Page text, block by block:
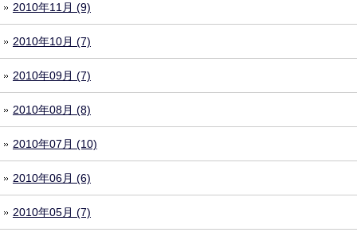
2010年11月 (9)
2010年10月 (7)
2010年09月 (7)
2010年08月 (8)
2010年07月 (10)
2010年06月 (6)
2010年05月 (7)